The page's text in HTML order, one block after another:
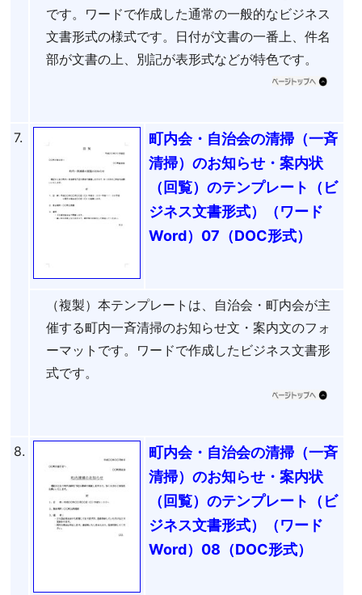
です。ワードで作成した通常の一般的なビジネス
文書形式の様式です。日付が文書の一番上、件名
部が文書の上、別記が表形式などが特色です。
7.
町内会・自治会の清掃（一斉
清掃）のお知らせ・案内状
（回覧）のテンプレート（ビ
ジネス文書形式）（ワード
Word）07（DOC形式）
（複製）本テンプレートは、自治会・町内会が主
催する町内一斉清掃のお知らせ文・案内文のフォ
ーマットです。ワードで作成したビジネス文書形
式です。
8.
町内会・自治会の清掃（一斉
清掃）のお知らせ・案内状
（回覧）のテンプレート（ビ
ジネス文書形式）（ワード
Word）08（DOC形式）